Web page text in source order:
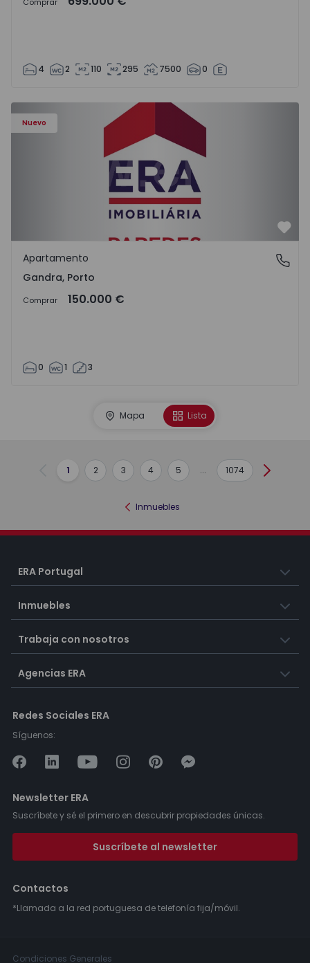
4 2 110 295 7500 0
Nuevo
Apartamento T0 Paredes, Gandra - 1575265 - 1
Gandra, Porto
Apartamento
Gandra, Porto
Comprar 150.000 €
0 1 3
Mapa Lista
Anterior
1 2 3 4 5 ... 1074
Inmuebles
ERA Portugal
Inmuebles
Trabaja con nosotros
Agencias ERA
Redes Sociales ERA
Síguenos:
Newsletter ERA
Suscríbete y sé el primero en descubrir propiedades únicas.
Suscríbete al newsletter
Contactos
*Llamada a la red portuguesa de telefonía fija/móvil.
Condiciones Generales